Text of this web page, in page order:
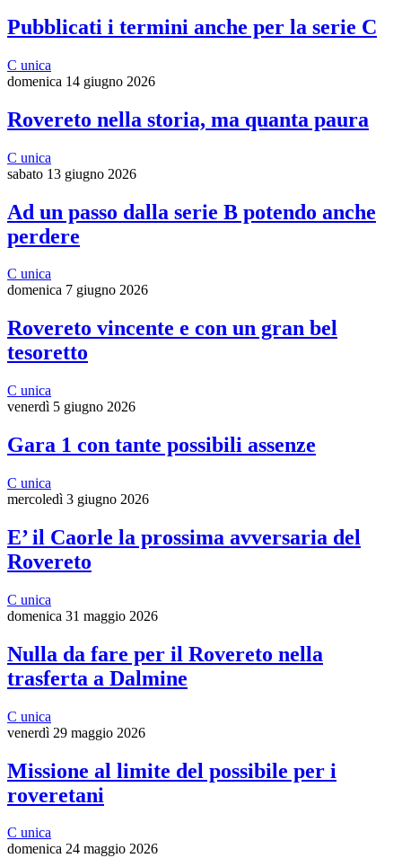
Pubblicati i termini anche per la serie C
C unica
domenica 14 giugno 2026
Rovereto nella storia, ma quanta paura
C unica
sabato 13 giugno 2026
Ad un passo dalla serie B potendo anche
perdere
C unica
domenica 7 giugno 2026
Rovereto vincente e con un gran bel
tesoretto
C unica
venerdì 5 giugno 2026
Gara 1 con tante possibili assenze
C unica
mercoledì 3 giugno 2026
E’ il Caorle la prossima avversaria del
Rovereto
C unica
domenica 31 maggio 2026
Nulla da fare per il Rovereto nella
trasferta a Dalmine
C unica
venerdì 29 maggio 2026
Missione al limite del possibile per i
roveretani
C unica
domenica 24 maggio 2026